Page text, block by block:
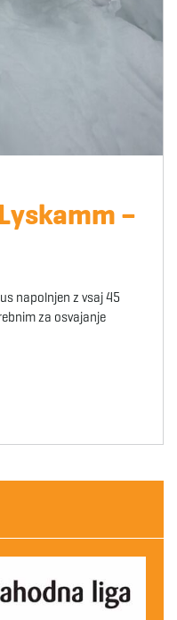
–
napolnjen z vsaj 45
za osvajanje